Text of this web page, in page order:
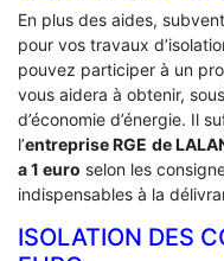
En plus des aides,
pour vos travaux
pouvez participer à un
vous aidera à obtenir,
d’économie d’énergie. Il
l’entreprise RGE de
a 1 euro selon les
indispensables à la
ISOLATION DES